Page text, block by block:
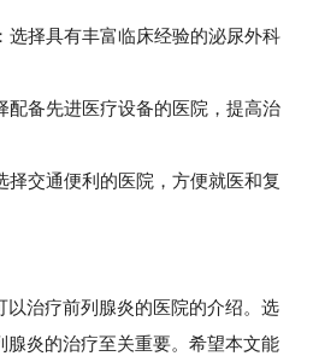
择具有丰富临床经验的泌尿外科
备先进医疗设备的医院，提高治
交通便利的医院，方便就医和复
治疗前列腺炎的医院的介绍。选
腺炎的治疗至关重要。希望本文能